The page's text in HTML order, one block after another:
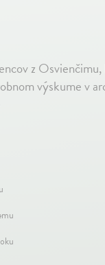
z
výskume v